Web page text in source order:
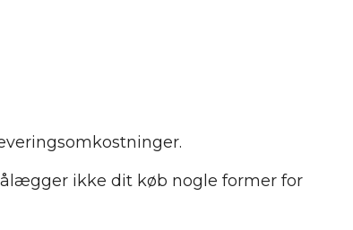
ikke dit køb nogle former for